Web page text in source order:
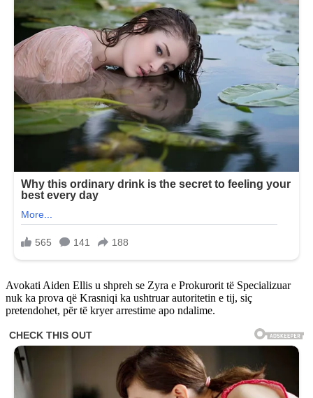
Avokati Aiden Ellis u shpreh se Zyra e Prokurorit të Specializuar
nuk ka prova që Krasniqi ka ushtruar autoritetin e tij, siç
pretendohet, për të kryer arrestime apo ndalime.